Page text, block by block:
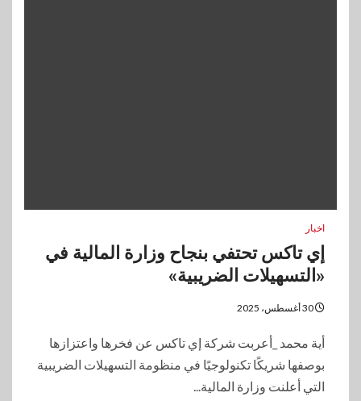
اخبار
إي تاكس تحتفي بنجاح وزارة المالية في
«التسهيلات الضريبية»
أية محمد _أعربت شركة إي تاكس عن فخرها واعتزازها
بوصفها شريكًا تكنولوجيًا في منظومة التسهيلات الضريبية
التي أعلنت وزارة المالية...